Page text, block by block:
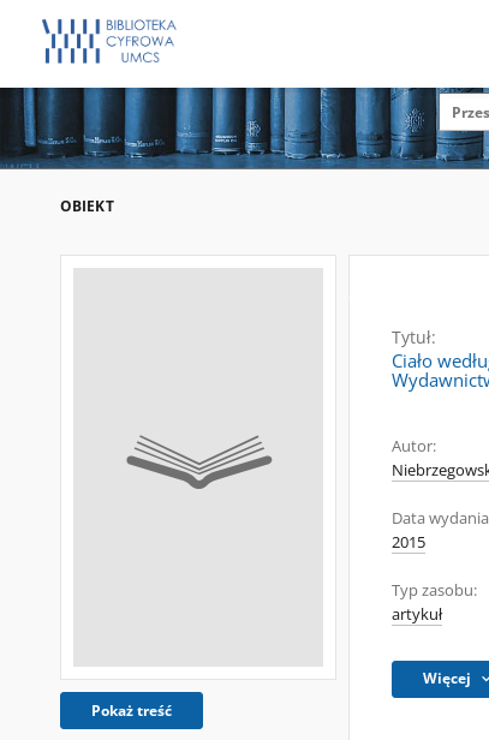
OBIEKT
Pokaż treść
Tytuł:
Ciało
Autor:
Data
2015
Typ zasobu:
artykuł
Więcej